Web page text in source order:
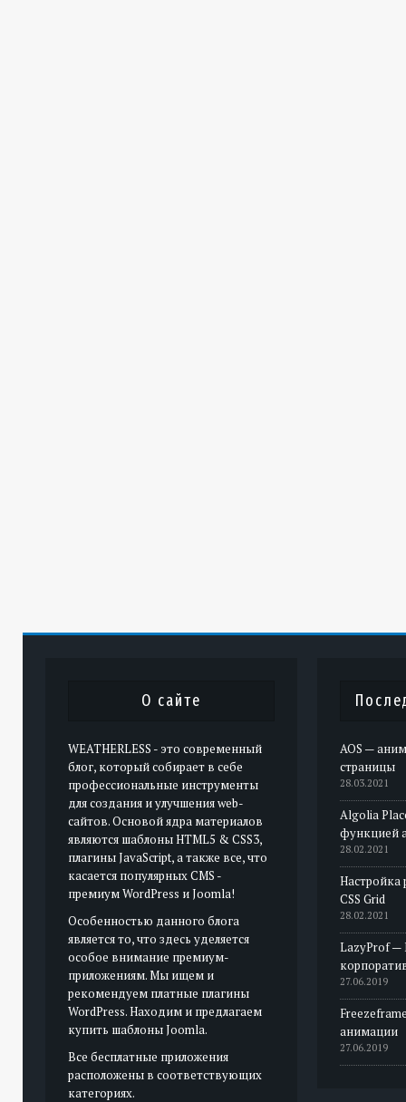
О сайте
WEATHERLESS - это современный
блог, который собирает в себе
профессиональные инструменты
для создания и улучшения web-
сайтов. Основой ядра материалов
являются шаблоны HTML5 & CSS3,
плагины JavaScript, а также все, что
касается популярных CMS -
премиум WordPress и Joomla!
Особенностью данного блога
является то, что здесь уделяется
особое внимание премиум-
приложениям. Мы ищем и
рекомендуем платные плагины
WordPress. Находим и предлагаем
купить шаблоны Joomla.
Все бесплатные приложения
расположены в соответствующих
категориях.
AOS —
страницы
28.03.2021
Algolia
функцией
28.02.2021
Настройка
CSS Grid
28.02.2021
LazyProf —
27.06.2019
анимации
27.06.2019